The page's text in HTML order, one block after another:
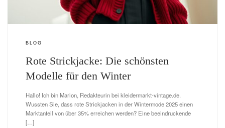
BLOG
Rote Strickjacke: Die schönsten
Modelle für den Winter
Hallo! Ich bin Marion, Redakteurin bei kleidermarkt-vintage.de.
Wussten Sie, dass rote Strickjacken in der Wintermode 2025 einen
Marktanteil von über 35% erreichen werden? Eine beeindruckende
[…]